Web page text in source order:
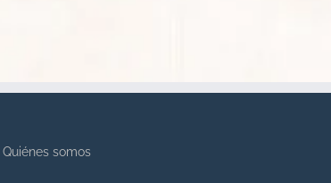
Quiénes somos